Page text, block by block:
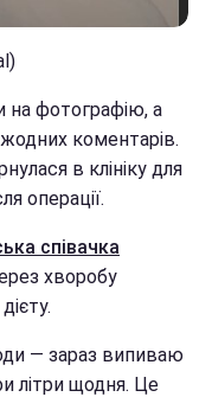
на фотографію, а
коментарів.
в клініку для
операції.
співачка
хворобу
— зараз випиваю
літри щодня. Це